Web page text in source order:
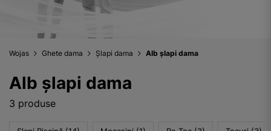
Wojas Ghete dama Șlapi dama Alb șlapi dama
Alb șlapi dama
3 produse